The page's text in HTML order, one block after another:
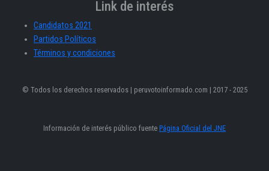
Link de interés
Candidatos 2021
Partidos Políticos
Términos y condiciones
© Todos los derechos reservados | peruvotoinformado.com | 2017 - 2025
Información de interés público fuente Página Oficial del JNE